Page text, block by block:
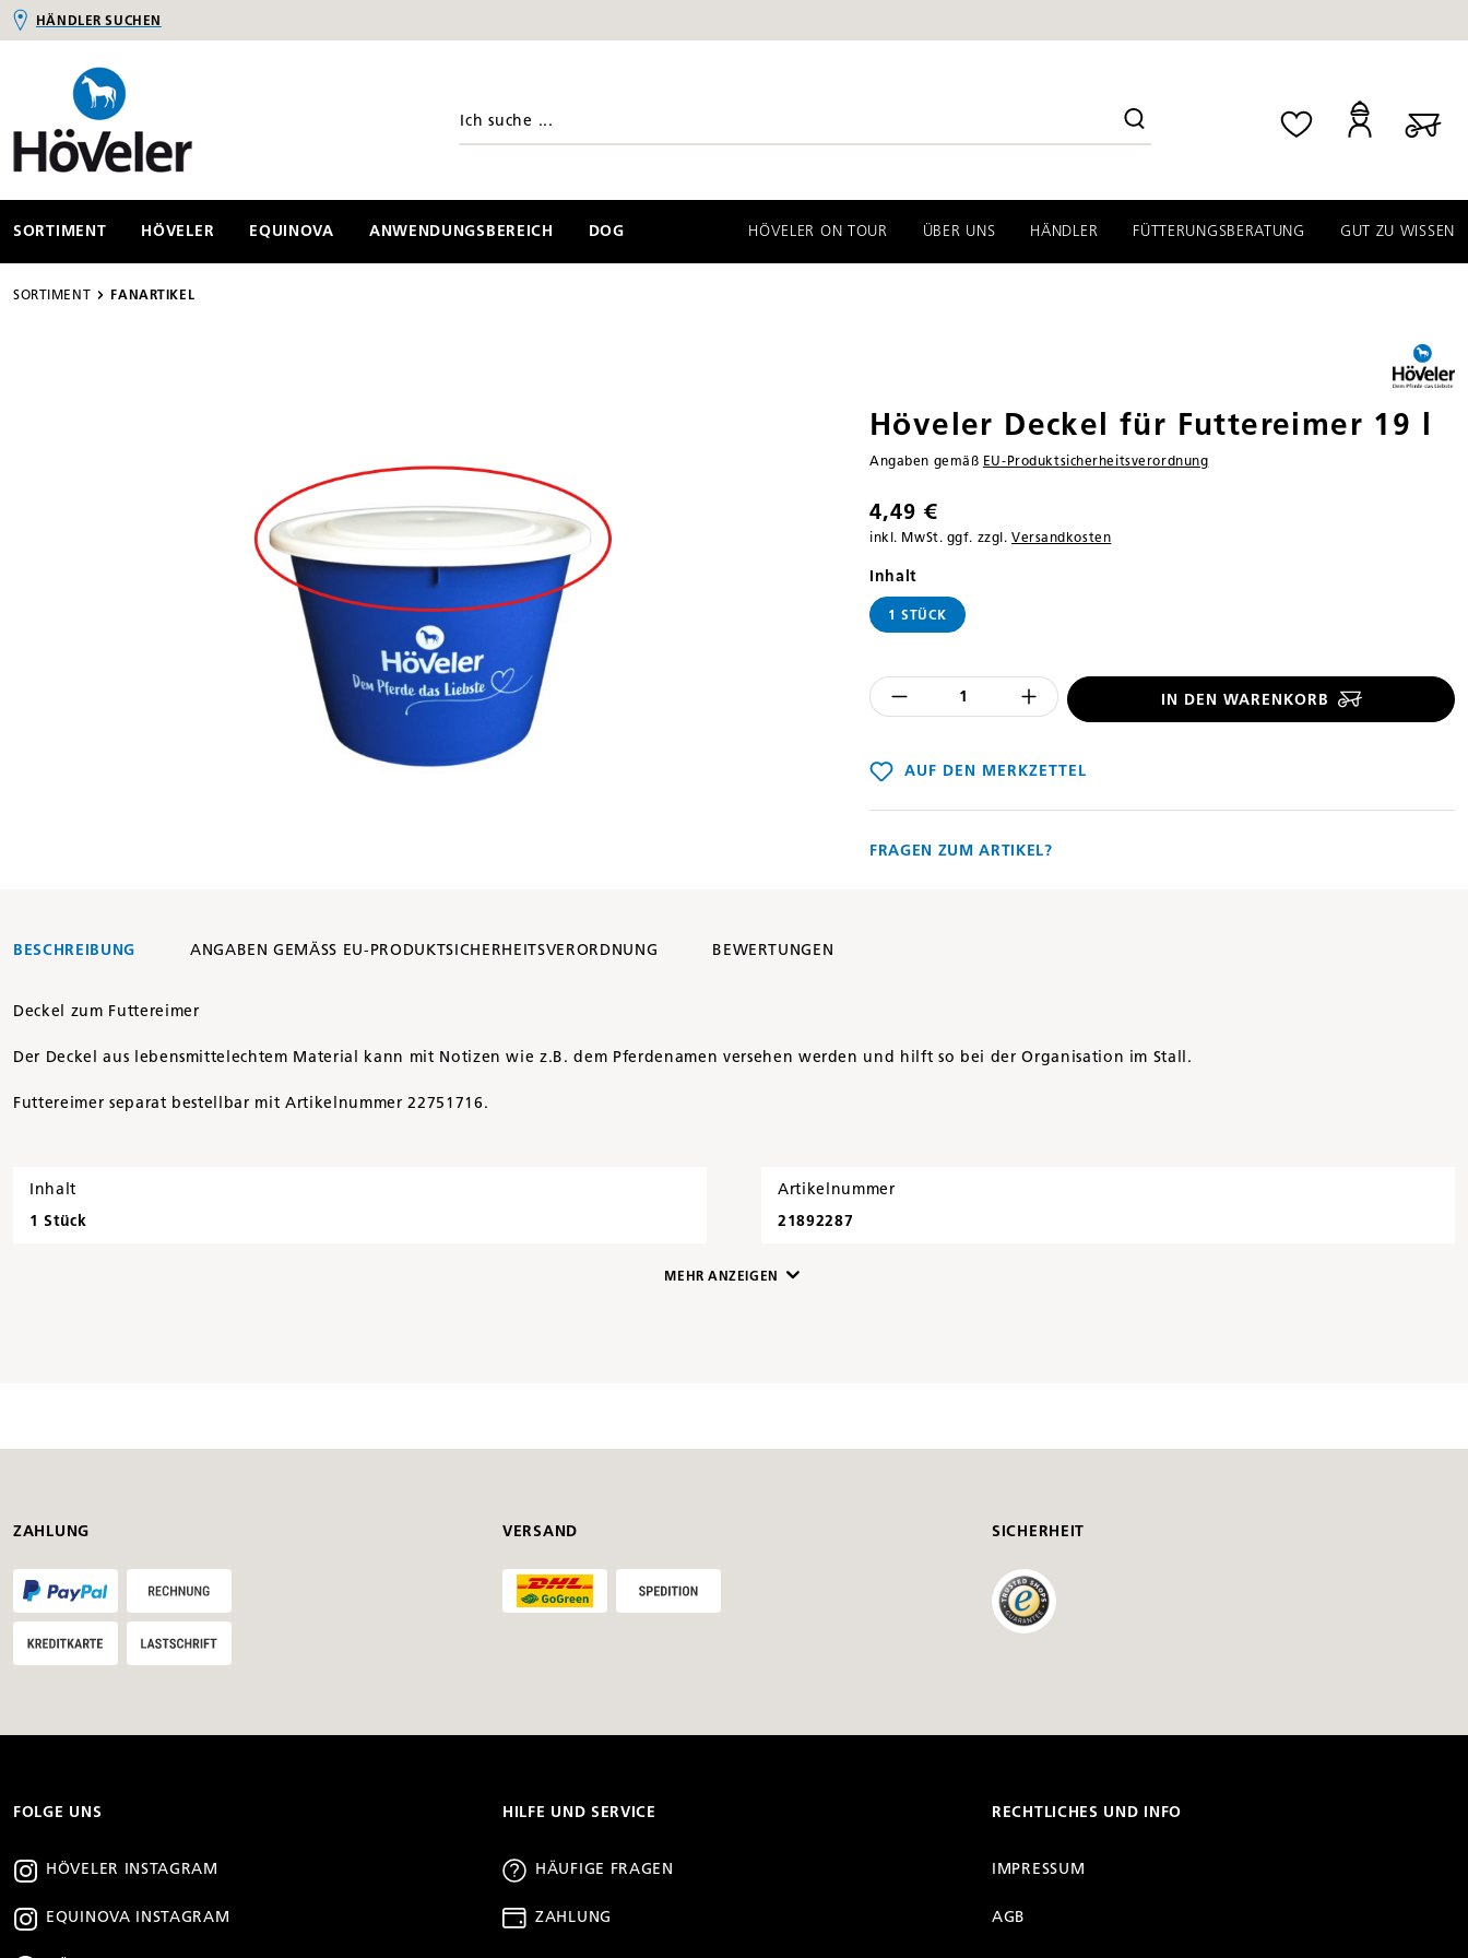
Zur Hauptnavigation springen
HÄNDLER SUCHEN
SORTIMENT HÖVELER EQUINOVA ANWENDUNGSBEREICH DOG HÖVELER ON TOUR ÜBER UNS HÄNDLER FÜTTERUNGSBERATUNG GUT ZU WISSEN
SORTIMENT FANARTIKEL
Höveler Deckel für Futtereimer 19 l
Angaben gemäß EU‑Produktsicherheitsverordnung
4,49 €
inkl. MwSt. ggf. zzgl. Versandkosten
Inhaltauswählen
1 STÜCK
Produkt Anzahl des Produktes
IN DEN WARENKORB
AUF DEN MERKZETTEL
FRAGEN ZUM ARTIKEL?
BESCHREIBUNG ANGABEN GEMÄSS EU-PRODUKTSICHERHEITSVERORDNUNG BEWERTUNGEN
Deckel zum Futtereimer
Der Deckel aus lebensmittelechtem Material kann mit Notizen wie z.B. dem Pferdenamen versehen werden und hilft so bei der Organisation im Stall.
Futtereimer separat bestellbar mit Artikelnummer 22751716.
Inhalt
1 Stück
Artikelnummer
21892287
MEHR ANZEIGEN
ZAHLUNG VERSAND SICHERHEIT
FOLGE UNS
HÖVELER INSTAGRAM
EQUINOVA INSTAGRAM
HILFE UND SERVICE
HÄUFIGE FRAGEN
ZAHLUNG
RECHTLICHES UND INFO
IMPRESSUM
AGB